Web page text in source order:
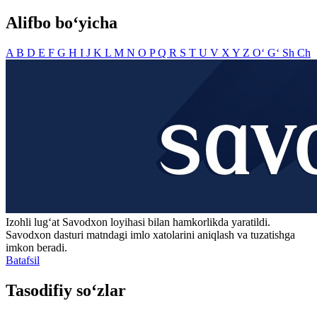
Alifbo bo‘yicha
A B D E F G H I J K L M N O PQ R S T U V X Y Z O‘ G‘ Sh Ch
Izohli lugʻat Savodxon loyihasi bilan hamkorlikda yaratildi.
Savodxon dasturi matndagi imlo xatolarini aniqlash va tuzatishga
imkon beradi.
Batafsil
Tasodifiy so‘zlar